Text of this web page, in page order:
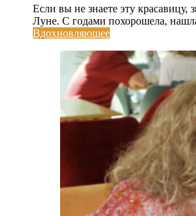
Если вы не знаете эту красавицу,
Луне. С годами похорошела,
Вдохновляющее